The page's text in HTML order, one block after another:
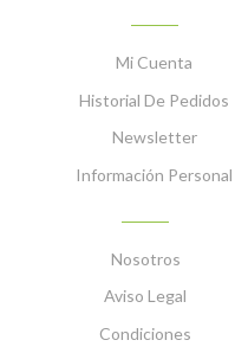
Mi Cuenta
Historial De Pedidos
Newsletter
Información Personal
Nosotros
Aviso Legal
Condiciones